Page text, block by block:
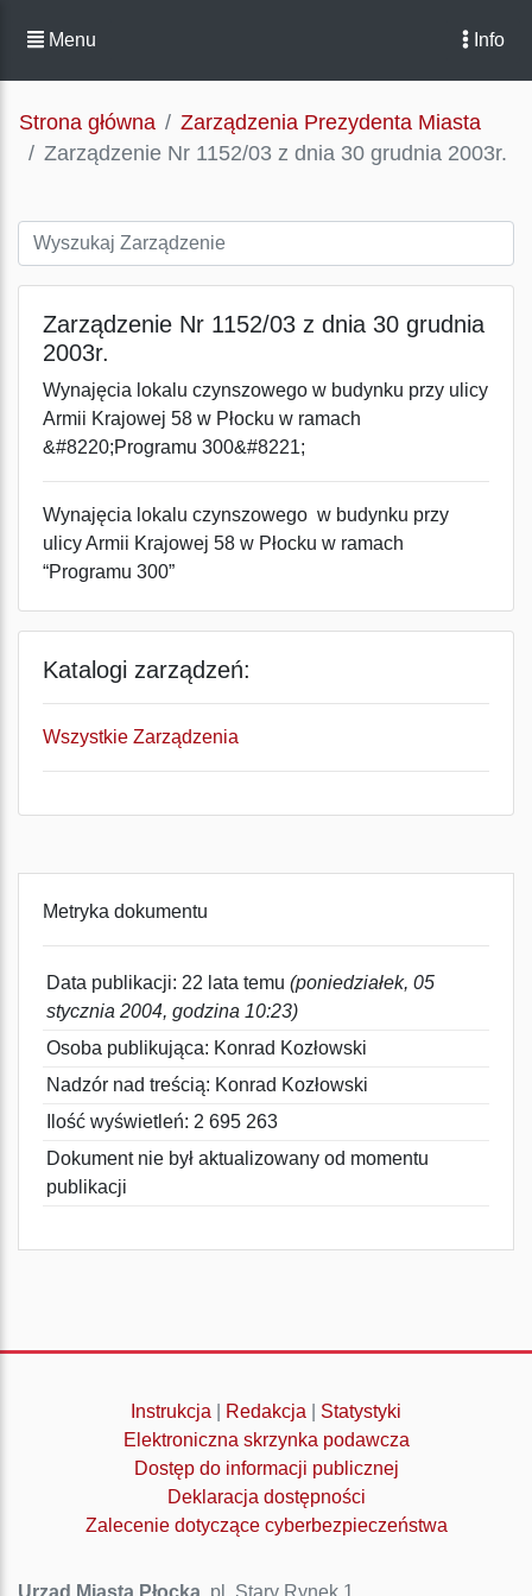
Menu Info
Strona główna
Zarządzenia Prezydenta Miasta
Zarządzenie Nr 1152/03 z dnia 30 grudnia 2003r.
Zarządzenie Nr 1152/03 z dnia 30 grudnia
2003r.
Wynajęcia lokalu czynszowego w budynku przy ulicy
Armii Krajowej 58 w Płocku w ramach
&#8220;Programu 300&#8221;
Wynajęcia lokalu czynszowego w budynku przy
ulicy Armii Krajowej 58 w Płocku w ramach
“Programu 300”
Katalogi zarządzeń:
Wszystkie Zarządzenia
Metryka dokumentu
Data publikacji: 22 lata temu (poniedziałek, 05
stycznia 2004, godzina 10:23)
Osoba publikująca: Konrad Kozłowski
Nadzór nad treścią: Konrad Kozłowski
Ilość wyświetleń: 2 695 263
Dokument nie był aktualizowany od momentu
publikacji
Instrukcja Redakcja
Statystyki
Elektroniczna skrzynka podawcza
Dostęp do informacji publicznej
Deklaracja dostępności
Zalecenie dotyczące cyberbezpieczeństwa
Urząd Miasta Płocka , pl. Stary Rynek 1